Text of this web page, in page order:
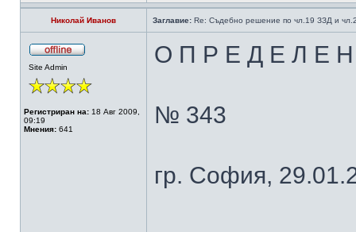
Николай Иванов Заглавие: Re: Съдебно решение по чл.19 ЗЗД и
Site Admin
Регистриран на: 18 Авг 2009,
09:19
Мнения: 641
О П Р Е Д Е Л Е
№ 343
гр. София,